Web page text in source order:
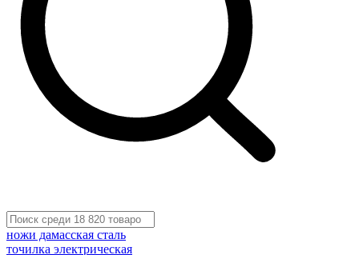
ножи дамасская сталь
точилка электрическая